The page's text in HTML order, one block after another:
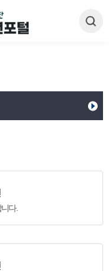
다.